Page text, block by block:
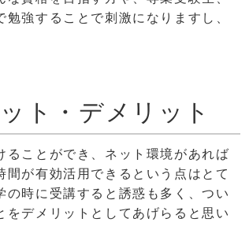
強することで刺激になりますし、
ト・デメリット
ことができ、ネット環境があれば
が有効活用できるという点はとて
時に受講すると誘惑も多く、つい
デメリットとしてあげらると思い